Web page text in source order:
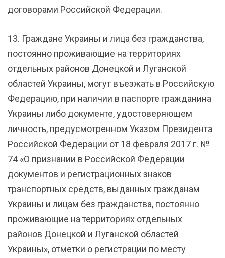
договорами Российской Федерации.
13. Граждане Украины и лица без гражданства,
постоянно проживающие на территориях
отдельных районов Донецкой и Луганской
областей Украины, могут въезжать в Российскую
Федерацию, при наличии в паспорте гражданина
Украины либо документе, удостоверяющем
личность, предусмотренном Указом Президента
Российской Федерации от 18 февраля 2017 г. №
74 «О признании в Российской Федерации
документов и регистрационных знаков
транспортных средств, выданных гражданам
Украины и лицам без гражданства, постоянно
проживающие на территориях отдельных
районов Донецкой и Луганской областей
Украины», отметки о регистрации по месту